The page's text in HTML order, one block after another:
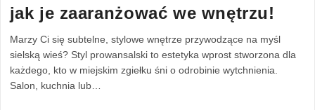
jak je zaaranżować we wnętrzu!
Marzy Ci się subtelne, stylowe wnętrze przywodzące na myśl
sielską wieś? Styl prowansalski to estetyka wprost stworzona dla
każdego, kto w miejskim zgiełku śni o odrobinie wytchnienia.
Salon, kuchnia lub…